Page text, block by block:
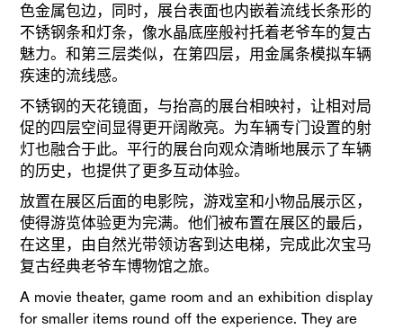
色金属包边，同时，展台表面也内嵌着流线长条形的
不锈钢条和灯条，像水晶底座般衬托着老爷车的复古
魅力。和第三层类似，在第四层，用金属条模拟车辆
疾速的流线感。
不锈钢的天花镜面，与抬高的展台相映衬，让相对局
促的四层空间显得更开阔敞亮。为车辆专门设置的射
灯也融合于此。平行的展台向观众清晰地展示了车辆
的历史，也提供了更多互动体验。
放置在展区后面的电影院，游戏室和小物品展示区，
使得游览体验更为完满。他们被布置在展区的最后，
在这里，由自然光带领访客到达电梯，完成此次宝马
复古经典老爷车博物馆之旅。
A movie theater, game room and an exhibition display
for smaller items round off the experience. They are